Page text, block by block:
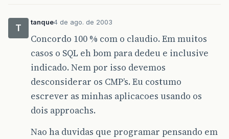
T
tanque4 de ago. de 2003
Concordo 100 % com o claudio. Em muitos
casos o SQL eh bom para dedeu e inclusive
indicado. Nem por isso devemos
desconsiderar os CMP’s. Eu costumo
escrever as minhas aplicacoes usando os
dois approachs.
Nao ha duvidas que programar pensando em